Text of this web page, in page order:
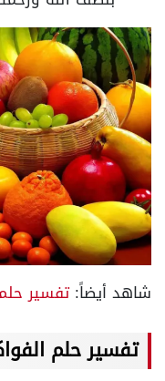
شاهد أيضاً:تفسير
تفسير حلم